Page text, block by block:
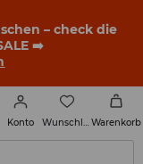
– check die
➡️
Konto Warenkorb